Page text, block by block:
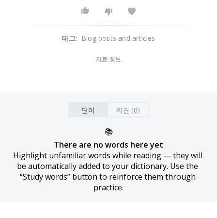
태그: Blog posts and articles
자료 정보
단어 의견 (0)
📚
There are no words here yet
Highlight unfamiliar words while reading — they will
be automatically added to your dictionary. Use the
“Study words” button to reinforce them through
practice.